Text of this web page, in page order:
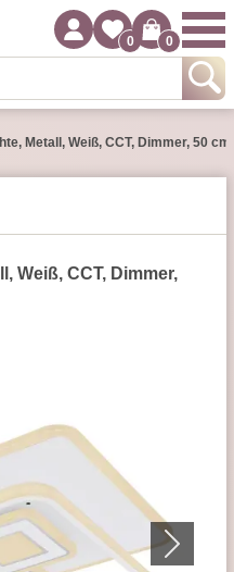
0 0
Metall, Weiß, CCT, Dimmer, 50
Weiß, CCT, Dimmer,